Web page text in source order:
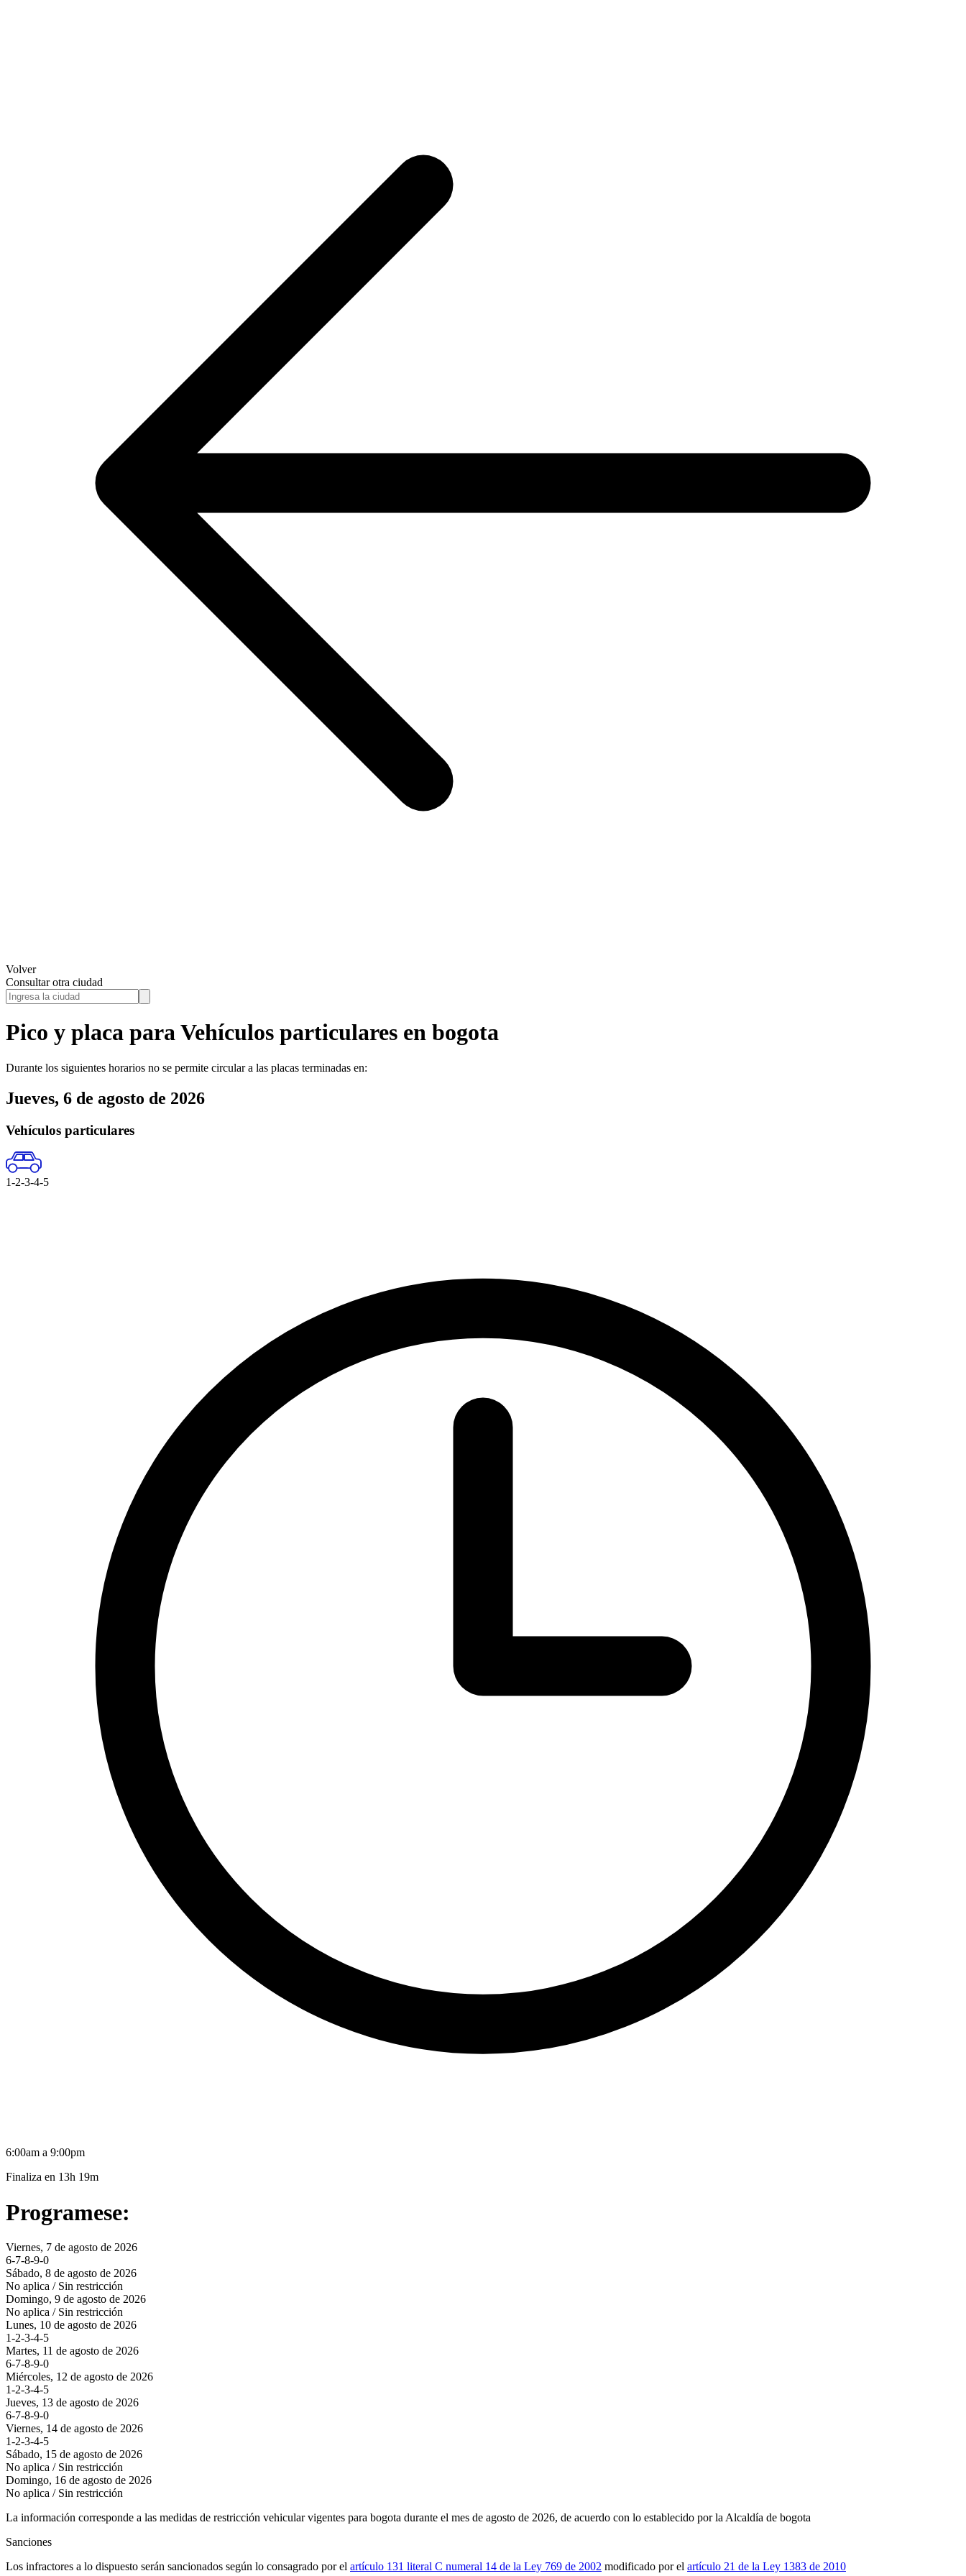
Volver
Consultar otra ciudad
Pico y placa paraVehículos particulares en bogota
Durante los siguientes horarios no se permite circular a las placas terminadas en:
Jueves, 6 de agosto de 2026
Vehículos particulares
1-2-3-4-5
6:00am a 9:00pm
Finaliza en 13h 19m
Programese:
Viernes, 7 de agosto de 2026
6-7-8-9-0
Sábado, 8 de agosto de 2026
No aplica / Sin restricción
Domingo, 9 de agosto de 2026
No aplica / Sin restricción
Lunes, 10 de agosto de 2026
1-2-3-4-5
Martes, 11 de agosto de 2026
6-7-8-9-0
Miércoles, 12 de agosto de 2026
1-2-3-4-5
Jueves, 13 de agosto de 2026
6-7-8-9-0
Viernes, 14 de agosto de 2026
1-2-3-4-5
Sábado, 15 de agosto de 2026
No aplica / Sin restricción
Domingo, 16 de agosto de 2026
No aplica / Sin restricción
La información corresponde a las medidas de restricción vehicular vigentes para bogota durante el mes de agosto de 2026, de acuerdo con lo establecido por la Alcaldía de bogota
Sanciones
Los infractores a lo dispuesto serán sancionados según lo consagrado por el artículo 131 literal C numeral 14 de la Ley 769 de 2002 modificado por el artículo 21 de la Ley 1383 de 2010